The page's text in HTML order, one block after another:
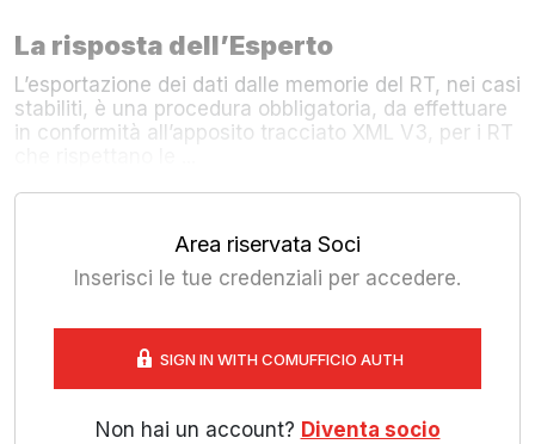
La risposta dell’Esperto
L’esportazione dei dati dalle memorie del RT, nei casi
stabiliti, è una procedura obbligatoria, da effettuare
in conformità all’apposito tracciato XML V3, per i RT
Area riservata Soci
Inserisci le tue credenziali per accedere.
SIGN IN WITH COMUFFICIO AUTH
Non hai un account? Diventa socio